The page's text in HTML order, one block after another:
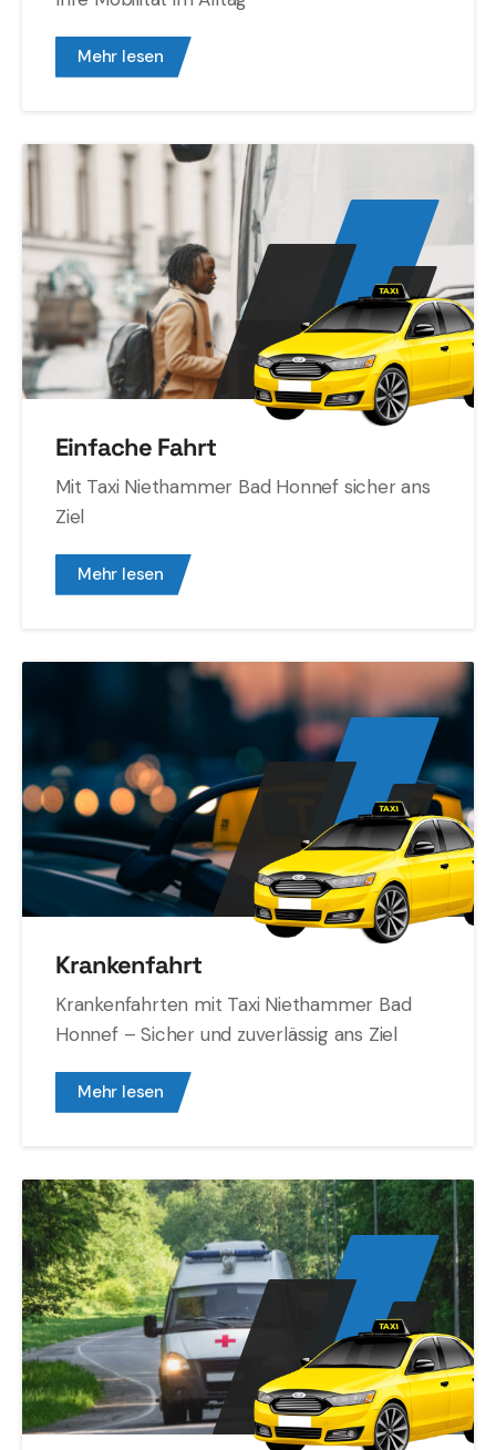
Mehr lesen
Einfache Fahrt
Mit Taxi Niethammer Bad Honnef sicher ans
Ziel
Mehr lesen
Krankenfahrt
Krankenfahrten mit Taxi Niethammer Bad
Honnef – Sicher und zuverlässig ans Ziel
Mehr lesen